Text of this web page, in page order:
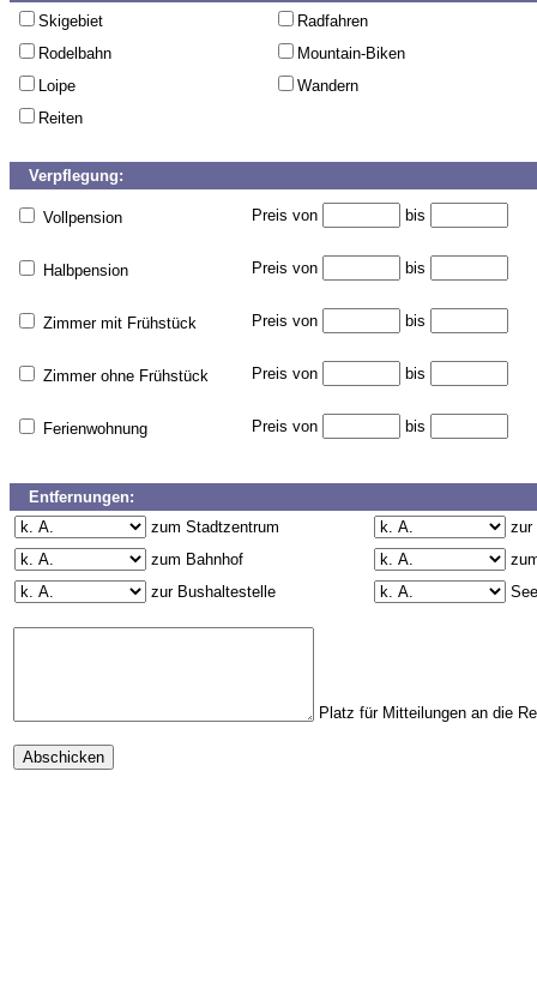
Skigebiet
Radfahren
Rodelbahn
Mountain-Biken
Loipe
Wandern
Reiten
Verpflegung:
Vollpension Preis von bis
Halbpension Preis von bis
Zimmer mit Frühstück Preis von bis
Zimmer ohne Frühstück Preis von bis
Ferienwohnung Preis von bis
Entfernungen:
zum Stadtzentrum
zur
zum Bahnhof
zur Bushaltestelle
See
Platz für Mitteilungen an die